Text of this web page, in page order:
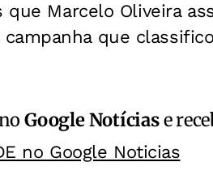
que Marcelo Oliveira
que
Google Notíciase
no Google Noticias